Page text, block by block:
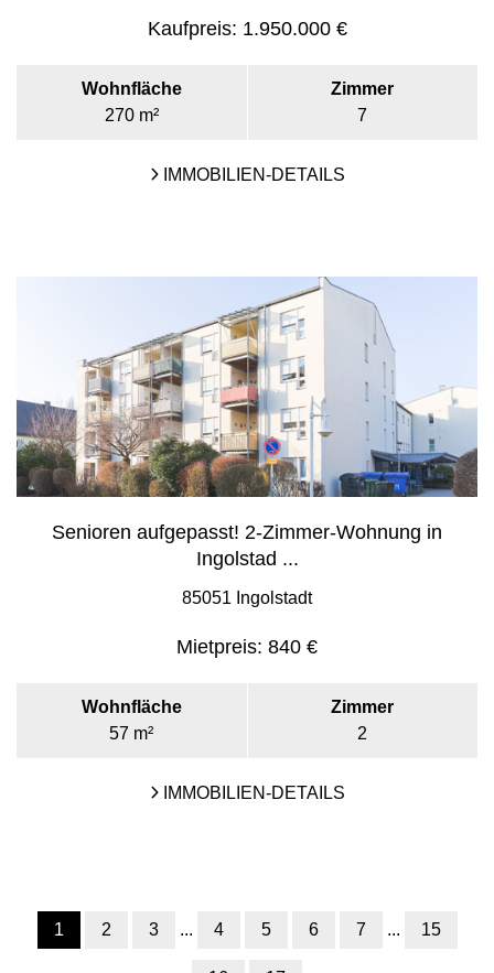
Kaufpreis: 1.950.000 €
Wohnfläche
270 m²
Zimmer
7
IMMOBILIEN-DETAILS
Senioren aufgepasst! 2-Zimmer-Wohnung in
Ingolstad ...
85051 Ingolstadt
Mietpreis: 840 €
Wohnfläche
57 m²
Zimmer
2
IMMOBILIEN-DETAILS
1 2 3 ... 4 5 6 7 ... 15